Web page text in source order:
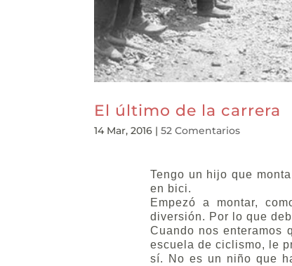
El último de la carrera
14 Mar, 2016 |52 Comentarios
Tengo un hijo que
en bici.
Empezó a montar,
diversión. Por lo que
Cuando nos enteramos
escuela de ciclismo, le
sí. No es un niño que